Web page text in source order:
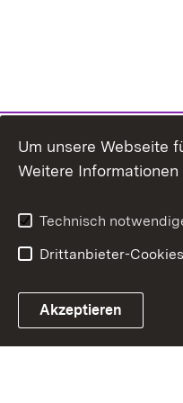
Um unsere Webseite
Weitere
Technisch
Drittanbieter-
Akzeptieren